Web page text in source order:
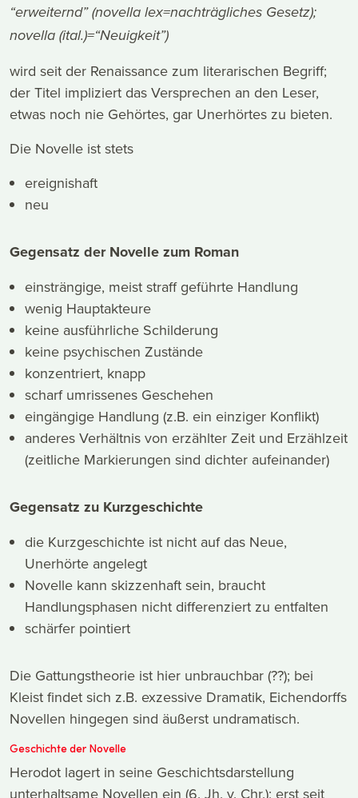
“erweiternd” (novella lex=nachträgliches Gesetz);
novella (ital.)=“Neuigkeit”)
wird seit der Renaissance zum literarischen Begriff;
der Titel impliziert das Versprechen an den Leser,
etwas noch nie Gehörtes, gar Unerhörtes zu bieten.
Die Novelle ist stets
ereignishaft
neu
Gegensatz der Novelle zum Roman
einsträngige, meist straff geführte Handlung
wenig Hauptakteure
keine ausführliche Schilderung
keine psychischen Zustände
konzentriert, knapp
scharf umrissenes Geschehen
eingängige Handlung (z.B. ein einziger Konflikt)
anderes Verhältnis von erzählter Zeit und Erzählzeit
(zeitliche Markierungen sind dichter aufeinander)
Gegensatz zu Kurzgeschichte
die Kurzgeschichte ist nicht auf das Neue,
Unerhörte angelegt
Novelle kann skizzenhaft sein, braucht
Handlungsphasen nicht differenziert zu entfalten
schärfer pointiert
Die Gattungstheorie ist hier unbrauchbar (??); bei
Kleist findet sich z.B. exzessive Dramatik, Eichendorffs
Novellen hingegen sind äußerst undramatisch.
Geschichte der Novelle
Herodot lagert in seine Geschichtsdarstellung
unterhaltsame Novellen ein (6. Jh. v. Chr.); erst seit